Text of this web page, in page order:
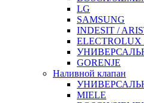
LG
SAMSUNG
INDESIT /
ELECTROLUX
GORENJE
Наливной клапан
MIELE